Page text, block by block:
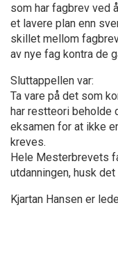
som har fagbrev ved
et lavere plan enn
skillet mellom
av nye fag kontra de
Sluttappellen var:
Ta vare på det som
har restteori beholde
eksamen for at ikke
kreves.
Hele Mesterbrevets
utdanningen, husk
Kjartan Hansen er